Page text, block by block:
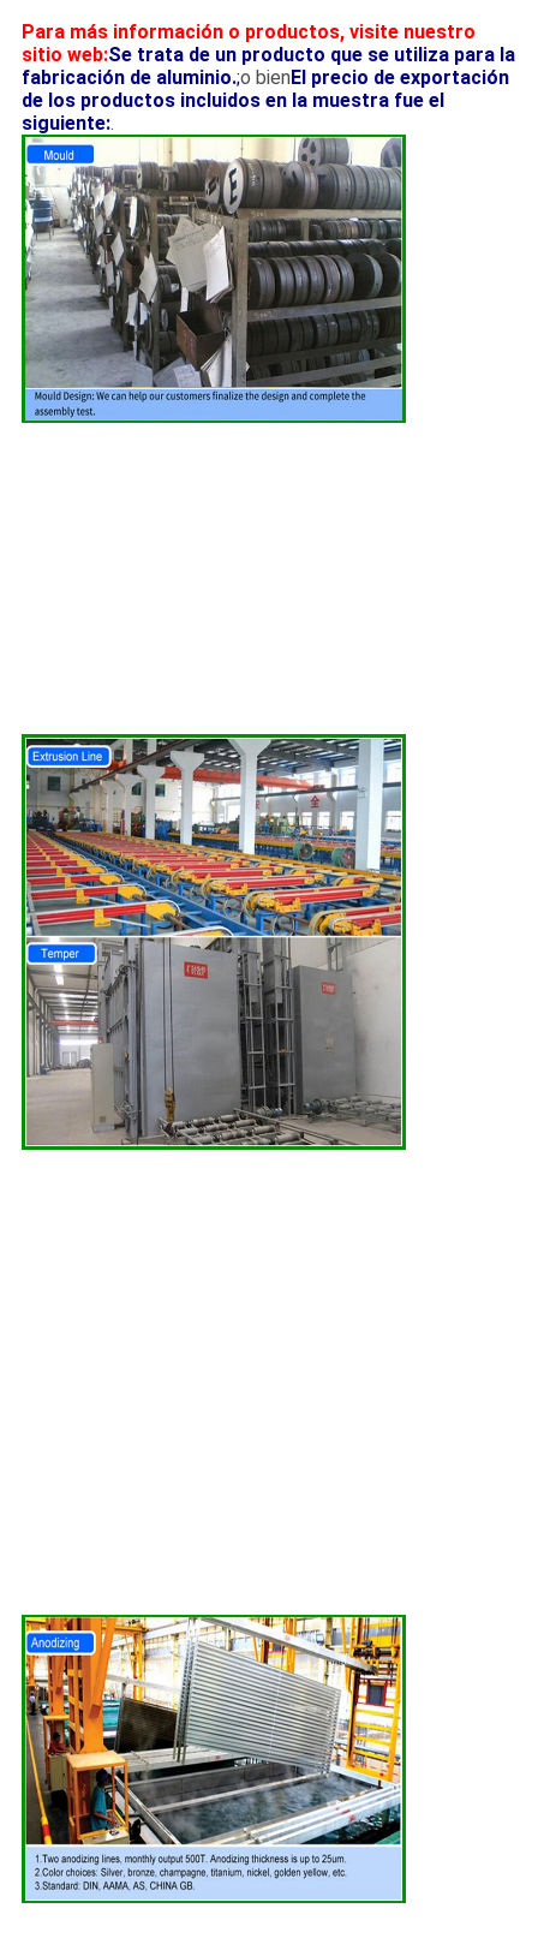
Para más información o productos, visite nuestro
sitio web:Se trata de un producto que se utiliza para la
fabricación de aluminio.;o bienEl precio de exportación
de los productos incluidos en la muestra fue el
siguiente:.